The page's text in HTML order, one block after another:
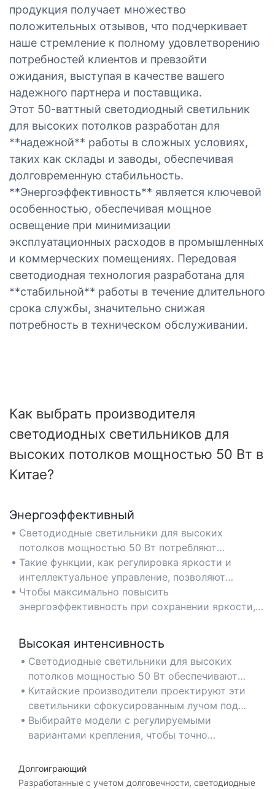
продукция получает множество
положительных отзывов, что подчеркивает
наше стремление к полному удовлетворению
потребностей клиентов и превзойти
ожидания, выступая в качестве вашего
надежного партнера и поставщика.
Этот 50-ваттный светодиодный светильник
для высоких потолков разработан для
**надежной** работы в сложных условиях,
таких как склады и заводы, обеспечивая
долговременную стабильность.
**Энергоэффективность** является ключевой
особенностью, обеспечивая мощное
освещение при минимизации
эксплуатационных расходов в промышленных
и коммерческих помещениях. Передовая
светодиодная технология разработана для
**стабильной** работы в течение длительного
срока службы, значительно снижая
потребность в техническом обслуживании.
Как выбрать производителя
светодиодных светильников для
высоких потолков мощностью 50 Вт в
Китае?
Энергоэффективный
Светодиодные светильники для высоких
потолков мощностью 50 Вт потребляют
значительно меньше энергии, чем традиционные
металлогалогенные или люминесцентные лампы,
обеспечивая эквивалентную яркость при
экономии энергии до 60%. Идеально подходят
помещений, требующих непрерывного
освещения.
Такие функции, как регулировка яркости и
интеллектуальное управление, позволяют
дополнительно оптимизировать
энергопотребление светодиодных светильников
произведенных в Китае.
Чтобы максимально повысить
энергоэффективность при сохранении яркости,
соотношением люменов к ватту (лм/Вт).
Высокая интенсивность
Светодиодные светильники для высоких
потолков мощностью 50 Вт обеспечивают
интенсивное освещение с световым потоком
более 6000 люмен, что делает их идеальными
для помещений с высокими потолками, таких
как спортивные залы, склады и
Китайские производители проектируют эти
светильники сфокусированным лучом под
нужным углом, чтобы обеспечить
равномерное распределение света без
Выбирайте модели с регулируемыми
вариантами крепления, чтобы точно
улучшая видимость во время работы.
Долгоиграющий
Разработанные с учетом долговечности, светодиодные